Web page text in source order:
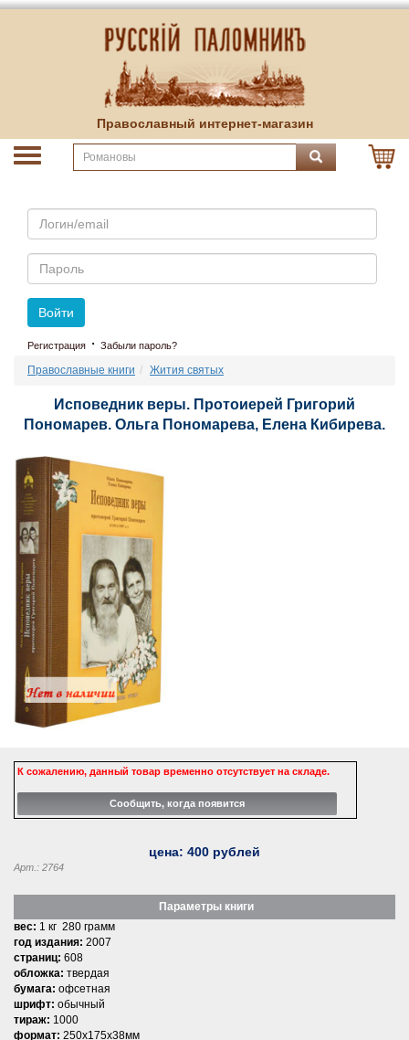
Православный интернет-магазин
Email
Пароль
Войти
Регистрация · Забыли пароль?
Православные книги Жития святых
Исповедник веры. Протоиерей Григорий
Пономарев. Ольга Пономарева, Елена Кибирева.
К сожалению, данный товар временно отсутствует на складе.
цена: 400 рублей
Арт.: 2764
Параметры книги
вес: 1 кг 280 грамм
год издания: 2007
страниц: 608
обложка: твердая
бумага: офсетная
шрифт: обычный
тираж: 1000
формат: 250x175x38мм